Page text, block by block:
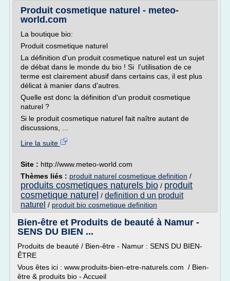
Produit cosmetique naturel - meteo-
world.com
La boutique bio:
Produit cosmetique naturel
La définition d'un produit cosmetique naturel est un sujet
de débat dans le monde du bio ! Si l'utilisation de ce
terme est clairement abusif dans certains cas, il est plus
délicat à manier dans d'autres.
Quelle est donc la définition d'un produit cosmetique
naturel ?
Si le produit cosmetique naturel fait naître autant de
discussions, ...
Lire la suite
Site : http://www.meteo-world.com
Thèmes liés : produit naturel cosmetique definition /
produits cosmetiques naturels bio / produit
cosmetique naturel / definition d un produit
naturel / produit bio cosmetique definition
Bien-être et Produits de beauté à Namur -
SENS DU BIEN ...
Produits de beauté / Bien-être - Namur : SENS DU BIEN-
ÊTRE
Vous êtes ici : www.produits-bien-etre-naturels.com / Bien-
être & produits bio - Accueil